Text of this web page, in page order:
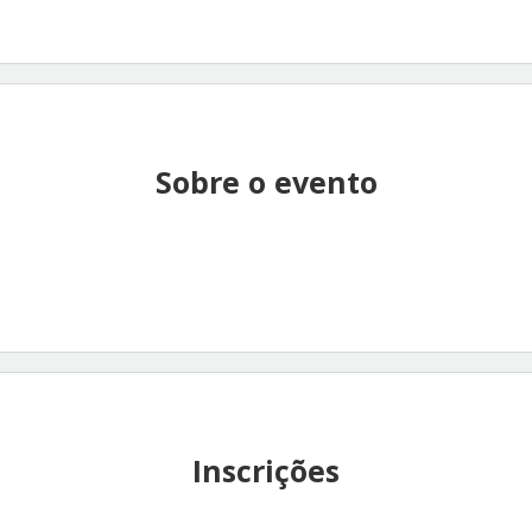
Sobre o evento
Inscrições